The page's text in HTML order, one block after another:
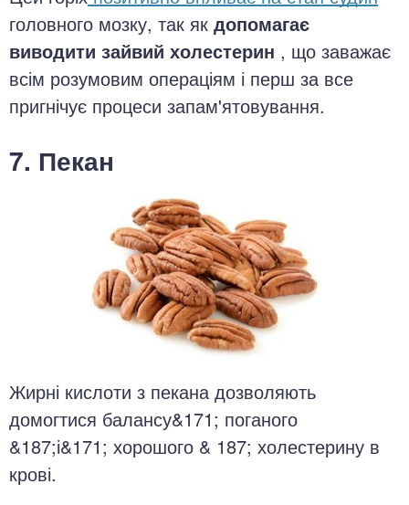
головного мозку, так як допомагає
виводити зайвий холестерин , що заважає
всім розумовим операціям і перш за все
пригнічує процеси запам'ятовування.
7. Пекан
Жирні кислоти з пекана дозволяють
домогтися балансу&171; поганого
&187;і&171; хорошого & 187; холестерину в
крові.